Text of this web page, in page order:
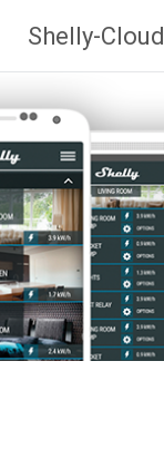
naar
de
Shelly-Cloud